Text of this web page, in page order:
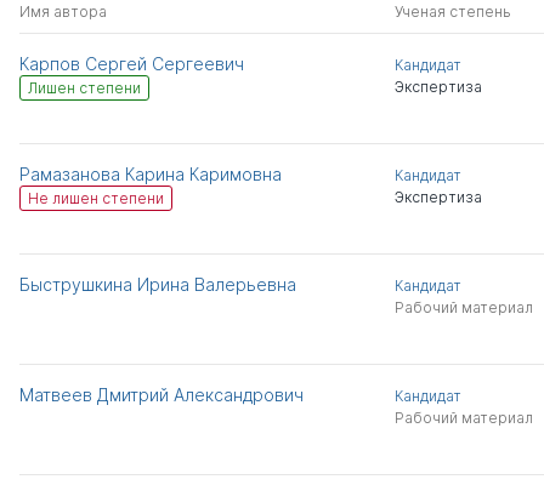
Имя автора Ученая степень
Карпов Сергей Сергеевич
Лишен степени
Кандидат
Экспертиза
Рамазанова Карина Каримовна
Не лишен степени
Кандидат
Экспертиза
Быструшкина Ирина Валерьевна
Кандидат
Рабочий материал
Матвеев Дмитрий Александрович
Кандидат
Рабочий материал